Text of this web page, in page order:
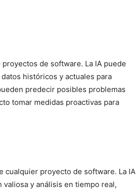
de software. La IA puede
históricos y actuales para
predecir posibles problemas
tomar medidas proactivas para
cualquier proyecto de software. La IA
y análisis en tiempo real,